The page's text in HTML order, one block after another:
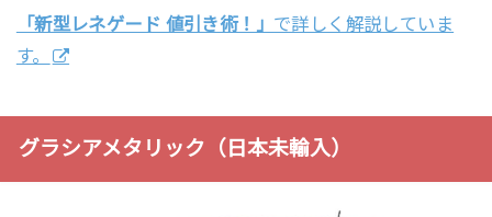
「新型レネゲード 値引き術！」 で詳しく解説していま
す。
グラシアメタリック（日本未輸入）